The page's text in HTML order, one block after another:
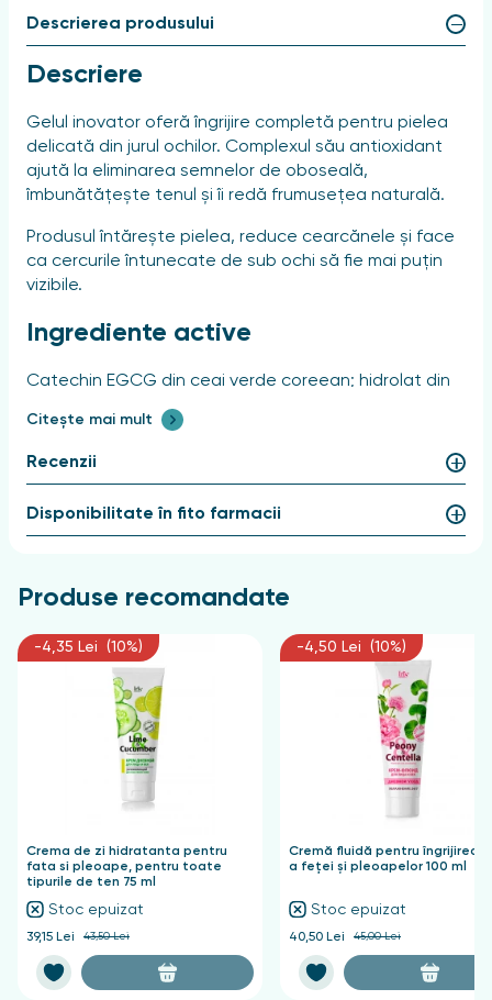
Descrierea produsului
Descriere
Gelul inovator oferă îngrijire completă pentru pielea
delicată din jurul ochilor. Complexul său antioxidant
ajută la eliminarea semnelor de oboseală,
îmbunătățește tenul și îi redă frumusețea naturală.
Produsul întărește pielea, reduce cearcănele și face
ca cercurile întunecate de sub ochi să fie mai puțin
vizibile.
Ingrediente active
Catechin EGCG din ceai verde coreean; hidrolat din
ceai verde coreean; extract de celule stem din ceai
verde coreean; ceai japonez Mattia și complex
Beautyfeye; AQUAXYL; alantoină.
Acțiune
сrește elasticitatea și tonusul pielii;
senzație de prospețime și strălucire naturală.
Aplicați o cantitate mică de gel pe pielea curățată și
uscată din jurul ochilor și așteptați absorbția
Citește mai mult
Recenzii
Disponibilitate în fito farmacii
Produse recomandate
-4,35 Lei (10%)
Crema de zi hidratanta pentru
fata si pleoape, pentru toate
tipurile de ten 75 ml
Stoc epuizat
39,15 Lei 43,50 Lei
-4,50 Lei (10%)
Cremă fluidă pentru îngrijirea
a feței și pleoapelor 100 ml
Stoc epuizat
40,50 Lei 45,00 Lei